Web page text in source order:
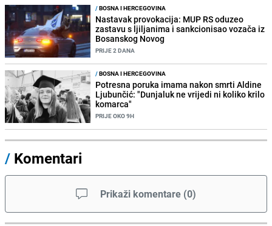
/BOSNA I HERCEGOVINA
Nastavak provokacija: MUP RS oduzeo
zastavu s ljiljanima i sankcionisao vozača iz
Bosanskog Novog
PRIJE 2 DANA
/BOSNA I HERCEGOVINA
Potresna poruka imama nakon smrti Aldine
Ljubunčić: "Dunjaluk ne vrijedi ni koliko krilo
komarca"
PRIJE OKO 9H
/ Komentari
Prikaži komentare (0)